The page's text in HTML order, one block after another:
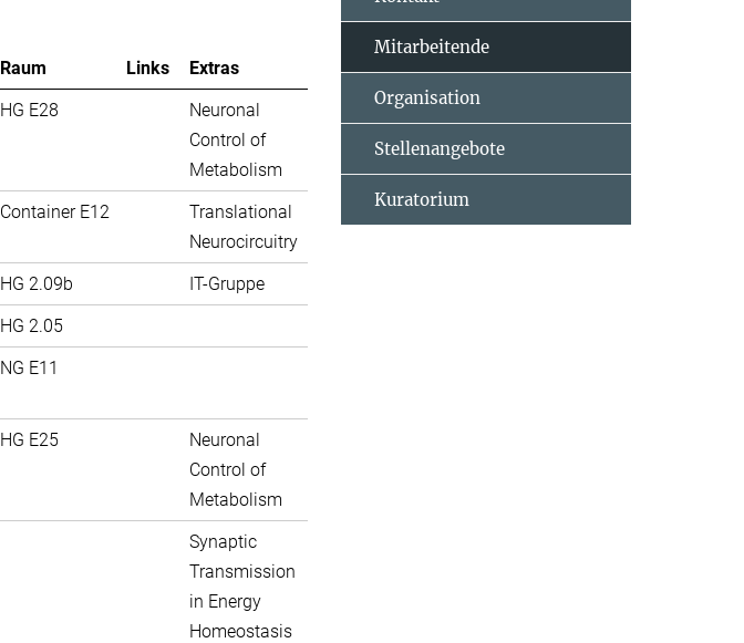
Raum Links
Extras
HG E28
Neuronal
Control of
Metabolism
Container E12
Translational
Neurocircuitry
HG 2.09b
IT-Gruppe
HG 2.05
NG E11
HG E25
Neuronal
Control of
Metabolism
Synaptic
Transmission
in Energy
Homeostasis
Mitarbeitende
Organisation
Stellenangebote
Kuratorium